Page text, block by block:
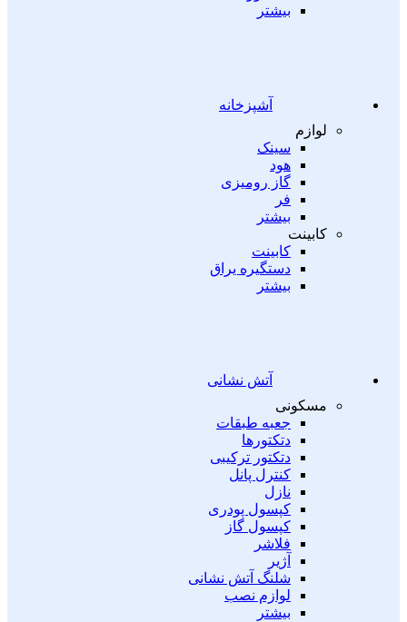
بیشتر
آشپزخانه
لوازم
سینک
هود
گاز رومیزی
فر
بیشتر
کابینت
کابینت
دستگیره یراق
بیشتر
آتش نشانی
مسکونی
جعبه طبقات
دتکتورها
دتکتور ترکیبی
کنترل پانل
نازل
کپسول پودری
کپسول گاز
فلاشر
آژیر
شلنگ آتش نشانی
لوازم نصب
بیشتر